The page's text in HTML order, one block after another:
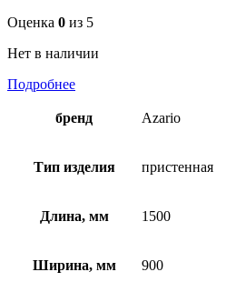
Оценка 0 из 5
Нет в наличии
Подробнее
бренд Azario
Тип изделия пристенная
Длина, мм 1500
Ширина, мм 900